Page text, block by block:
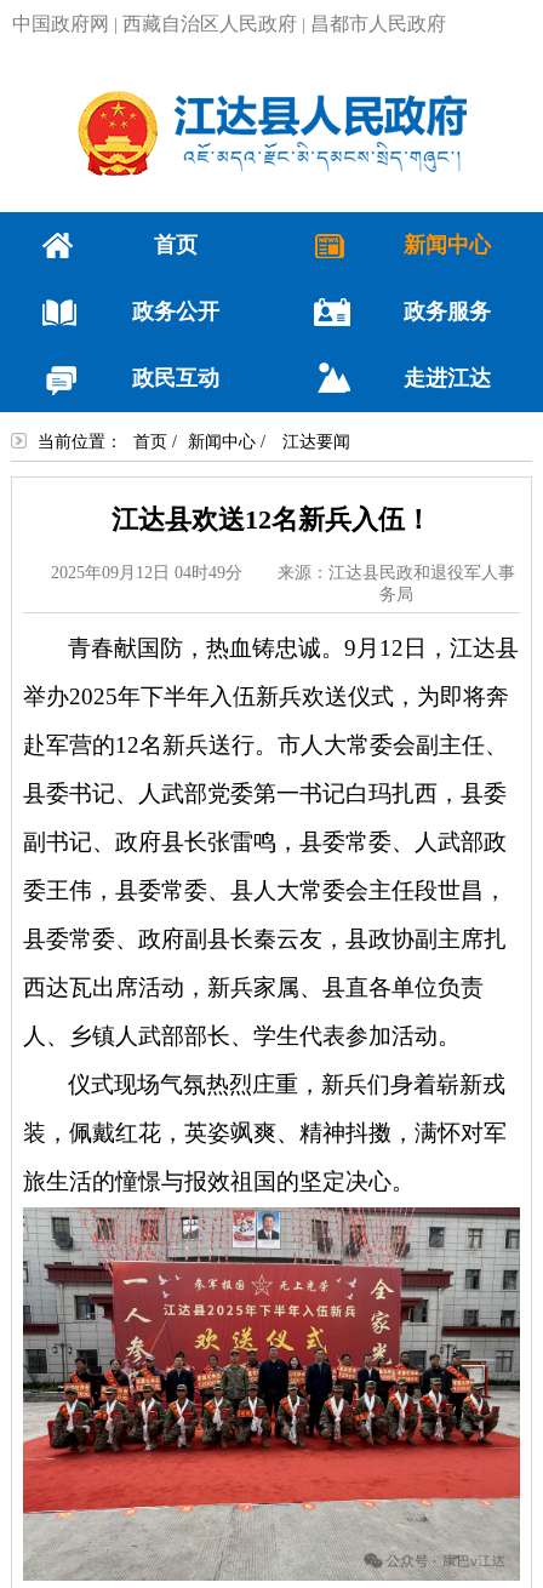
中国政府网 西藏自治区人民政府 昌都市人民政府
首页 新闻中心
政务公开 政务服务
政民互动 走进江达
当前位置： 首页 / 新闻中心/ 江达要闻
江达县欢送12名新兵入伍！
2025年09月12日 04时49分
来源：江达县民政和退役军人事
务局
青春献国防，热血铸忠诚。 9月12日，江达县
举办2025年下半年入伍新兵欢送仪式，为即将奔
赴军营的12名新兵送行。市人大常委会副主任、
县委书记、人武部党委第一书记白玛扎西，县委
副书记、政府县长张雷鸣，县委常委、人武部政
委王伟，县委常委、县人大常委会主任段世昌，
县委常委、政府副县长秦云友，县政协副主席扎
西达瓦出席活动，新兵家属、县直各单位负责
人、乡镇人武部部长、学生代表参加活动。
仪式现场气氛热烈庄重，新兵们身着崭新戎
装，佩戴红花，英姿飒爽、精神抖擞，满怀对军
旅生活的憧憬与报效祖国的坚定决心。